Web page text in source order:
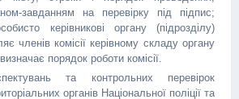
завданням на перевірку під підпис;
керівникові органу (підрозділу)
членів комісії керівному складу органу
порядок роботи комісії.
та контрольних перевірок
органів Національної поліції та